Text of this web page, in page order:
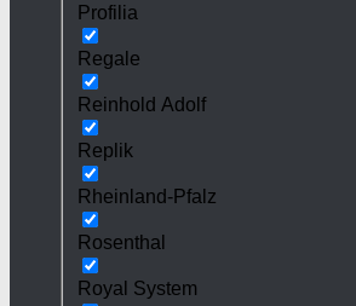
Profilia
Regale
Reinhold Adolf
Replik
Rheinland-Pfalz
Rosenthal
Royal System